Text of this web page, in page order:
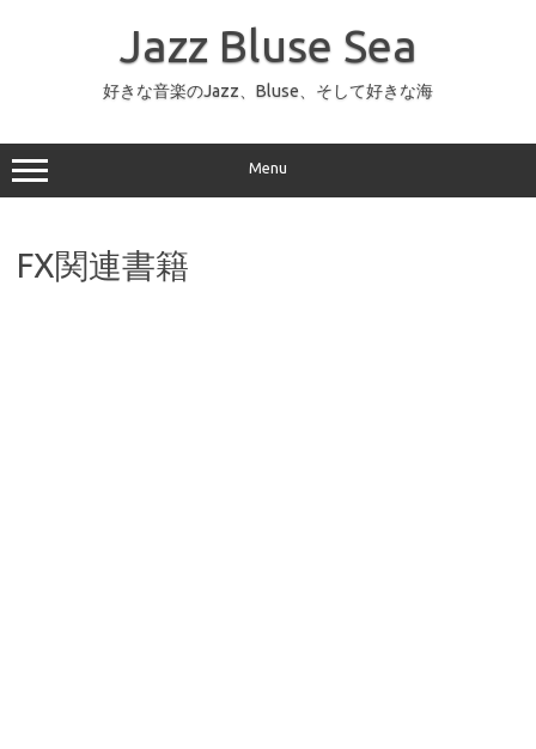
ッ
プ
Jazz Bluse Sea
好きな音楽のJazz、Bluse、そして好きな海
Menu
FX関連書籍